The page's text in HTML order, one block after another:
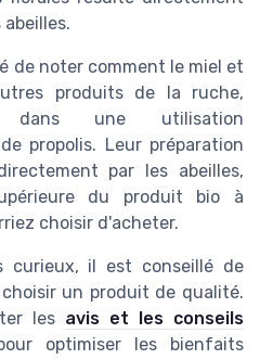
de noter comment le miel et
produits de la ruche,
dans une utilisation
propolis. Leur préparation
par les abeilles,
du produit bio à
choisir d'acheter.
curieux, il est conseillé de
un produit de qualité.
les avis et les conseils
optimiser les bienfaits